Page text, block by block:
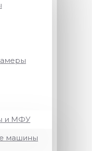
и МФУ
машины